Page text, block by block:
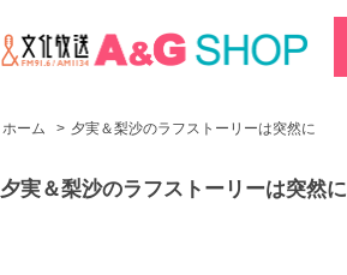
ホーム > 夕実＆梨沙のラフストーリーは突然に
夕実＆梨沙のラフストーリーは突然に